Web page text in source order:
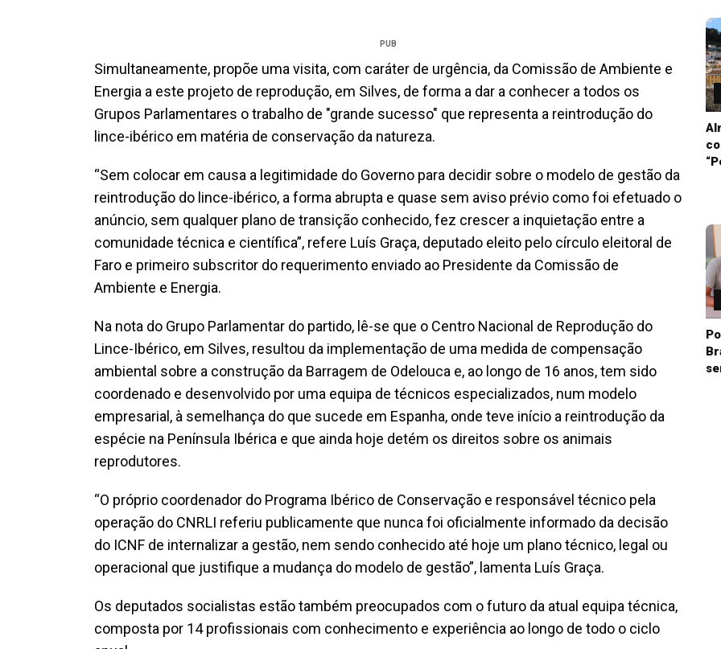
PUB
Simultaneamente, propõe uma visita, com caráter de urgência, da Comissão de Ambiente e
Energia a este projeto de reprodução, em Silves, de forma a dar a conhecer a todos os
Grupos Parlamentares o trabalho de "grande sucesso" que representa a reintrodução do
lince-ibérico em matéria de conservação da natureza.
“Sem colocar em causa a legitimidade do Governo para decidir sobre o modelo de gestão da
reintrodução do lince-ibérico, a forma abrupta e quase sem aviso prévio como foi efetuado o
anúncio, sem qualquer plano de transição conhecido, fez crescer a inquietação entre a
comunidade técnica e científica”, refere Luís Graça, deputado eleito pelo círculo eleitoral de
Faro e primeiro subscritor do requerimento enviado ao Presidente da Comissão de
Ambiente e Energia.
Na nota do Grupo Parlamentar do partido, lê-se que o Centro Nacional de Reprodução do
Lince-Ibérico, em Silves, resultou da implementação de uma medida de compensação
ambiental sobre a construção da Barragem de Odelouca e, ao longo de 16 anos, tem sido
coordenado e desenvolvido por uma equipa de técnicos especializados, num modelo
empresarial, à semelhança do que sucede em Espanha, onde teve início a reintrodução da
espécie na Península Ibérica e que ainda hoje detém os direitos sobre os animais
reprodutores.
“O próprio coordenador do Programa Ibérico de Conservação e responsável técnico pela
operação do CNRLI referiu publicamente que nunca foi oficialmente informado da decisão
do ICNF de internalizar a gestão, nem sendo conhecido até hoje um plano técnico, legal ou
operacional que justifique a mudança do modelo de gestão”, lamenta Luís Graça.
Os deputados socialistas estão também preocupados com o futuro da atual equipa técnica,
composta por 14 profissionais com conhecimento e experiência ao longo de todo o ciclo